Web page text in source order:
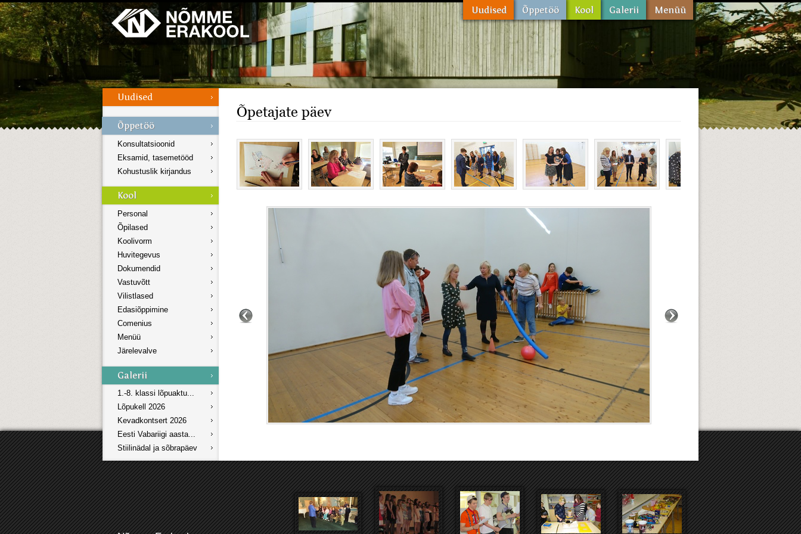
Menüü
Galerii
Konsultatsioonid
Eksamid, tasemetööd
Kohustuslik kirjandus
Personal
Õpilased
Koolivorm
Huvitegevus
Dokumendid
Vastuvõtt
Vilistlased
Edasiõppimine
Comenius
Menüü
Järelevalve
1.-8. klassi lõpuaktu...
Lõpukell 2026
Kevadkontsert 2026
Eesti Vabariigi aasta...
Stiilinädal ja sõbrapäev
Õpetajate päev